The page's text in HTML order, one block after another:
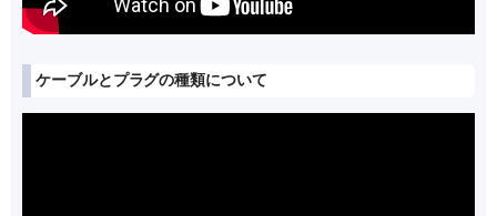
ケーブルとプラグの種類について